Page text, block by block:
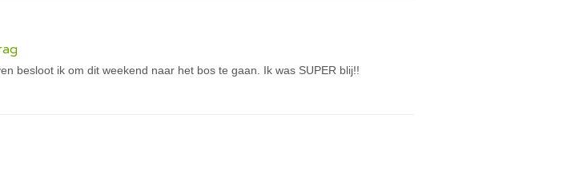
besloot ik om dit weekend naar het bos te gaan. Ik was SUPER blij!!